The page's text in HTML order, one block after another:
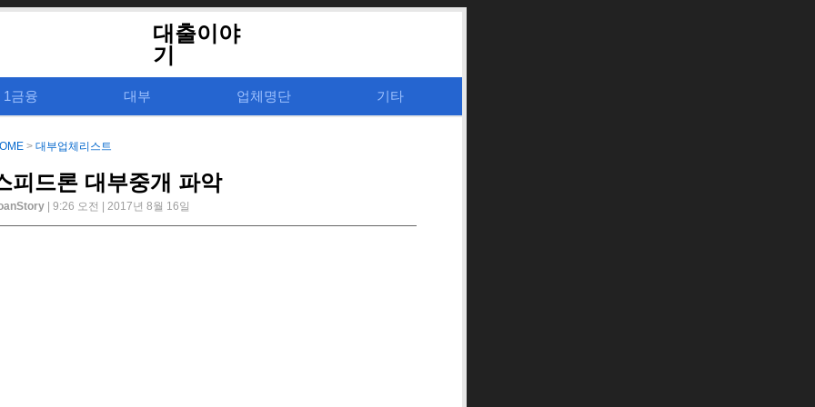
대출이야
기
1금융 대부 업체명단 기타
> 대부업체리스트
피드론 대부중개 파악
| 9:26 오전 | 2017년 8월 16일